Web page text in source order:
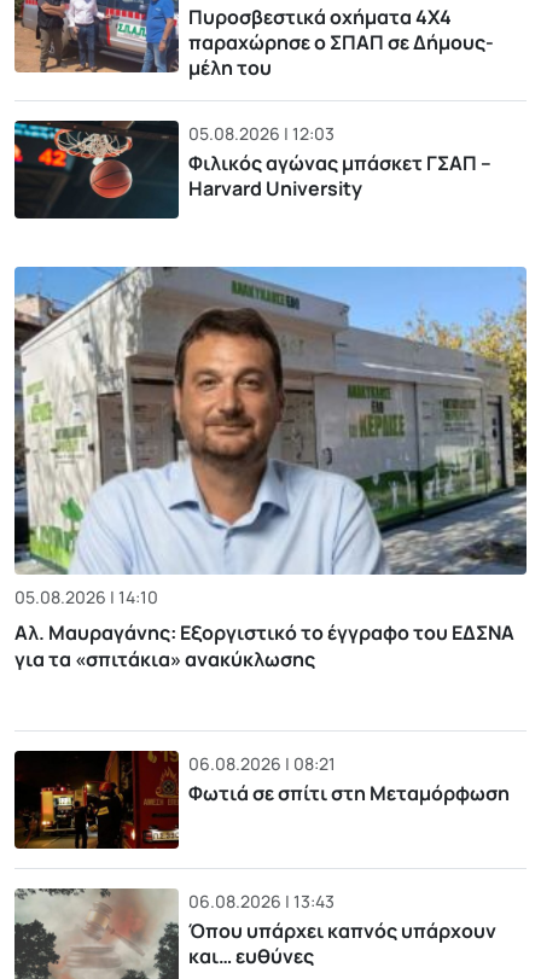
Πυροσβεστικά οχήματα 4Χ4
παραχώρησε ο ΣΠΑΠ σε Δήμους-
μέλη του
05.08.2026 | 12:03
Φιλικός αγώνας μπάσκετ ΓΣΑΠ –
Harvard University
05.08.2026 | 14:10
Αλ. Μαυραγάνης: Εξοργιστικό το έγγραφο του ΕΔΣΝΑ
για τα «σπιτάκια» ανακύκλωσης
06.08.2026 | 08:21
Φωτιά σε σπίτι στη Μεταμόρφωση
06.08.2026 | 13:43
Όπου υπάρχει καπνός υπάρχουν
και… ευθύνες